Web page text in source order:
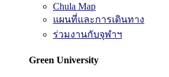
Chula Map
แผนที่และการเดินทาง
ร่วมงานกับจุฬาฯ
Green University